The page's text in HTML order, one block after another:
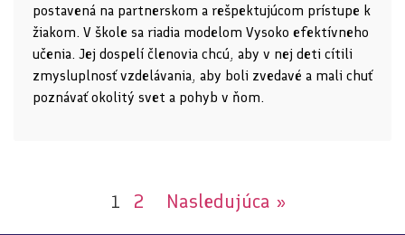
postavená na partnerskom a rešpektujúcom prístupe k
žiakom. V škole sa riadia modelom Vysoko efektívneho
učenia. Jej dospelí členovia chcú, aby v nej deti cítili
zmysluplnosť vzdelávania, aby boli zvedavé a mali chuť
poznávať okolitý svet a pohyb v ňom.
1 2 Nasledujúca »